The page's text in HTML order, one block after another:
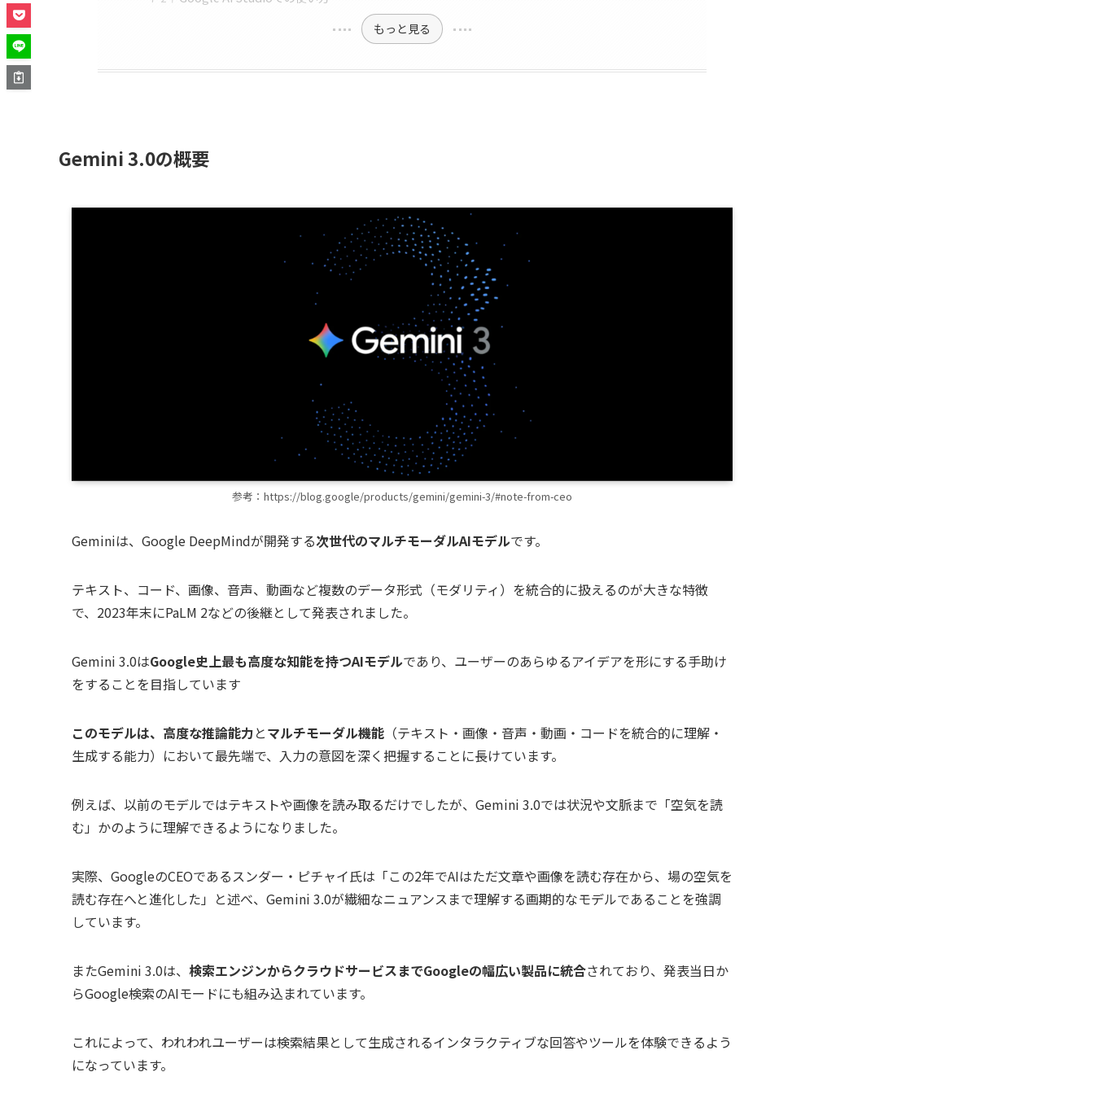
もっと見る
Gemini 3.0の概要
参考：https://blog.google/products/gemini/gemini-3/#note-from-ceo
Geminiは、Google DeepMindが開発する次世代のマルチモーダルAIモデルです。
テキスト、コード、画像、音声、動画など複数のデータ形式（モダリティ）を統合的に扱えるのが大きな特徴
で、2023年末にPaLM 2などの後継として発表されました。
Gemini 3.0はGoogle史上最も高度な知能を持つAIモデルであり、ユーザーのあらゆるアイデアを形にする手助け
をすることを目指しています
このモデルは、高度な推論能力とマルチモーダル機能 （テキスト・画像・音声・動画・コードを統合的に理解・
生成する能力）において最先端で、入力の意図を深く把握することに長けています。
例えば、以前のモデルではテキストや画像を読み取るだけでしたが、Gemini 3.0では状況や文脈まで「空気を読
む」かのように理解できるようになりました。
実際、GoogleのCEOであるスンダー・ピチャイ氏は「この2年でAIはただ文章や画像を読む存在から、場の空気を
読む存在へと進化した」と述べ、Gemini 3.0が繊細なニュアンスまで理解する画期的なモデルであることを強調
しています。
またGemini 3.0は、 検索エンジンからクラウドサービスまでGoogleの幅広い製品に統合されており、発表当日か
らGoogle検索のAIモードにも組み込まれています。
これによって、われわれユーザーは検索結果として生成されるインタラクティブな回答やツールを体験できるよう
になっています。